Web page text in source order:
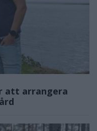
att arrangera